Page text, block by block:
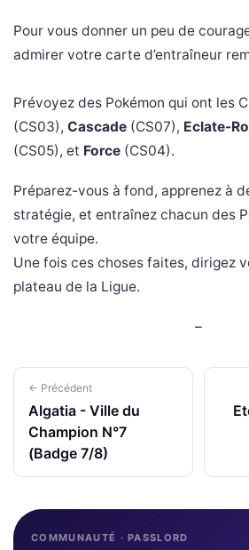
Pour vous donner un peu de
admirer votre carte d’entraîneur
Prévoyez des Pokémon qui ont les
(CS03), Cascade (CS07), Eclate-
(CS05), et Force (CS04).
Préparez-vous à fond, apprenez à
stratégie, et entraînez chacun des
votre équipe.
Une fois ces choses faites, dirigez
plateau de la Ligue.
–
← Précédent
Algatia - Ville du
Champion N°7
(Badge 7/8)
COMMUNAUTÉ · PASSLORD